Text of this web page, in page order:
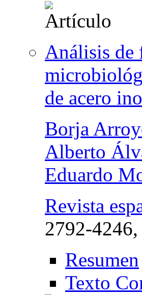
Análisis de
de acero
Borja
Alberto
Eduardo
Revista
2792-4246,
Resumen
Texto